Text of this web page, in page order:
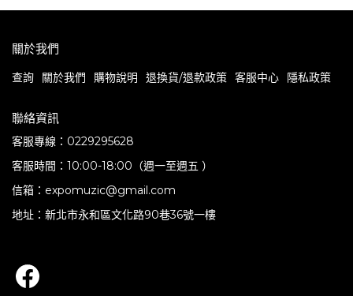
關於我們
查詢 關於我們 購物說明 退換貨/退款政策 客服中心 隱私政策
聯絡資訊
客服專線：0229295628
客服時間：10:00-18:00（週一至週五 ）
信箱：expomuzic@gmail.com
地址：新北市永和區文化路90巷36號一樓